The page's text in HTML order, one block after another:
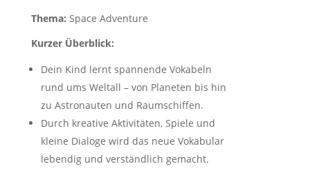
Thema: Space Adventure
Kurzer Überblick:
Dein Kind lernt spannende Vokabeln
rund ums Weltall – von Planeten bis hin
zu Astronauten und Raumschiffen.
Durch kreative Aktivitäten, Spiele und
kleine Dialoge wird das neue Vokabular
lebendig und verständlich gemacht.